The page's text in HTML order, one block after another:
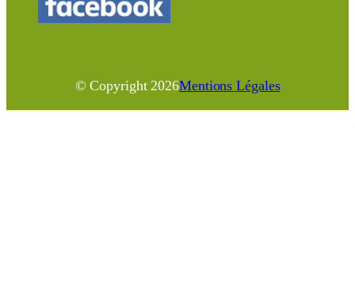
© Copyright 2026Mentions Légales